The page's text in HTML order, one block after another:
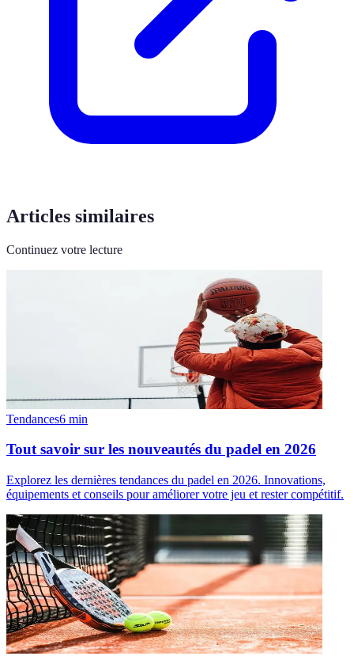
Articles similaires
Continuez votre lecture
Tendances6 min
Tout savoir sur les nouveautés du padel en 2026
Explorez les dernières tendances du padel en 2026. Innovations,
équipements et conseils pour améliorer votre jeu et rester compétitif.